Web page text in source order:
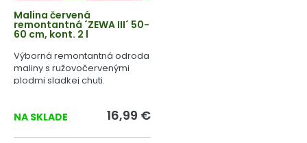
Malina červená
remontantná ´ZEWA III´ 50-
60 cm, kont. 2 l
Výborná remontantná odroda
maliny s ružovočervenými
plodmi sladkej chuti.
NA SKLADE 16,99 €